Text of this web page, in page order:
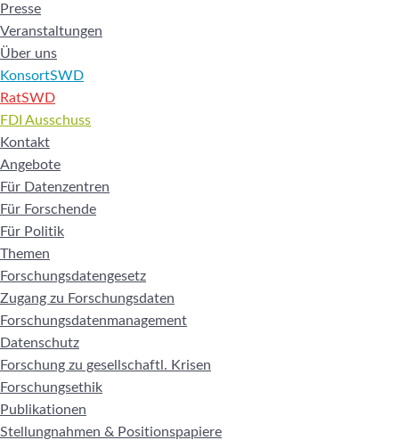
Presse
Veranstaltungen
Über uns
KonsortSWD
RatSWD
FDI Ausschuss
Kontakt
Angebote
Für Datenzentren
Für Forschende
Für Politik
Themen
Forschungsdatengesetz
Zugang zu Forschungsdaten
Forschungsdatenmanagement
Datenschutz
Forschung zu gesellschaftl. Krisen
Forschungsethik
Publikationen
Stellungnahmen & Positionspapiere